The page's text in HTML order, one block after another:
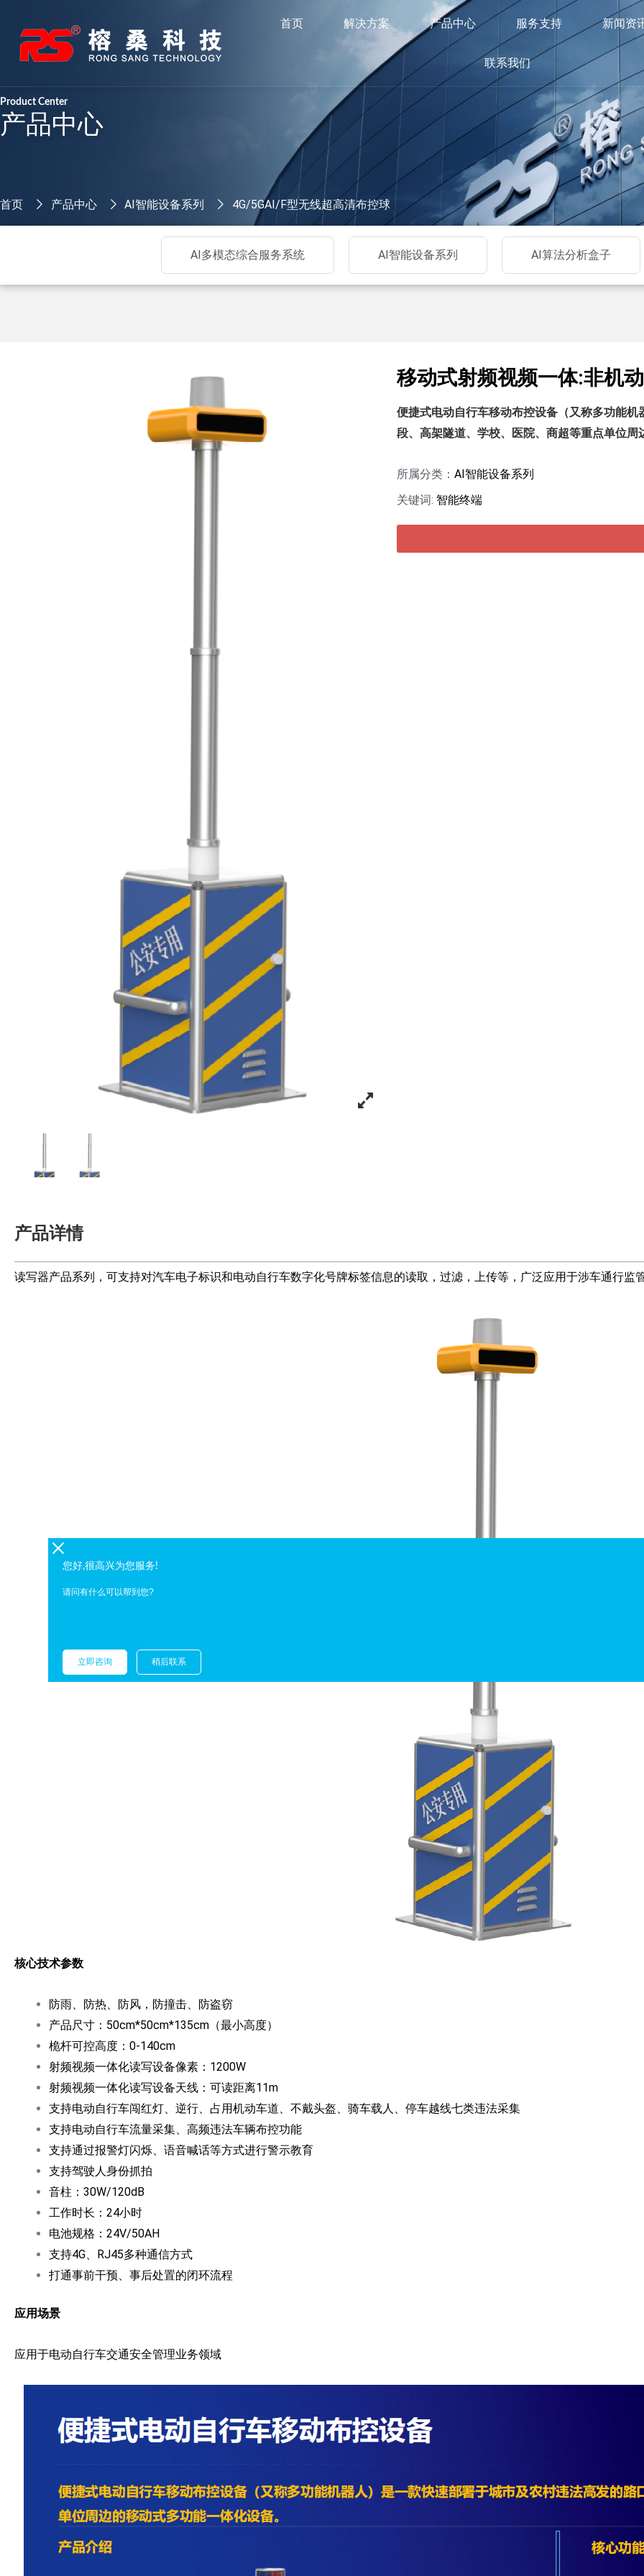
首页 解决方案 产品中心 服务支持 新闻资
联系我们
Product Center
产品中心
首页 产品中心 AI智能设备系列 4G/5GAI/F型无线超高清布控球
AI多模态综合服务系统 AI智能设备系列 AI算法分析盒子
移动式射频视频一体:非机
便捷式电动自行车移动布控设备（又称多功能
段、高架隧道、学校、医院、商超等重点单位周
所属分类： AI智能设备系列
关键词: 智能终端
产品详情
读写器产品系列，可支持对汽车电子标识和电动自行车数字化号牌标签信息的读取，过滤，上传等，广泛应用于涉车通行监
核心技术参数
防雨、防热、防风，防撞击、防盗窃
产品尺寸：50cm*50cm*135cm（最小高度）
桅杆可控高度：0-140cm
射频视频一体化读写设备像素：1200W
射频视频一体化读写设备天线：可读距离11m
支持电动自行车闯红灯、逆行、占用机动车道、不戴头盔、骑车载人、停车越线七类违法采集
支持电动自行车流量采集、高频违法车辆布控功能
支持通过报警灯闪烁、语音喊话等方式进行警示教育
支持驾驶人身份抓拍
音柱：30W/120dB
工作时长：24小时
电池规格：24V/50AH
支持4G、RJ45多种通信方式
打通事前干预、事后处置的闭环流程
应用场景
应用于电动自行车交通安全管理业务领域
您好,很高兴为您服务!
请问有什么可以帮到您?
立即咨询 稍后联系